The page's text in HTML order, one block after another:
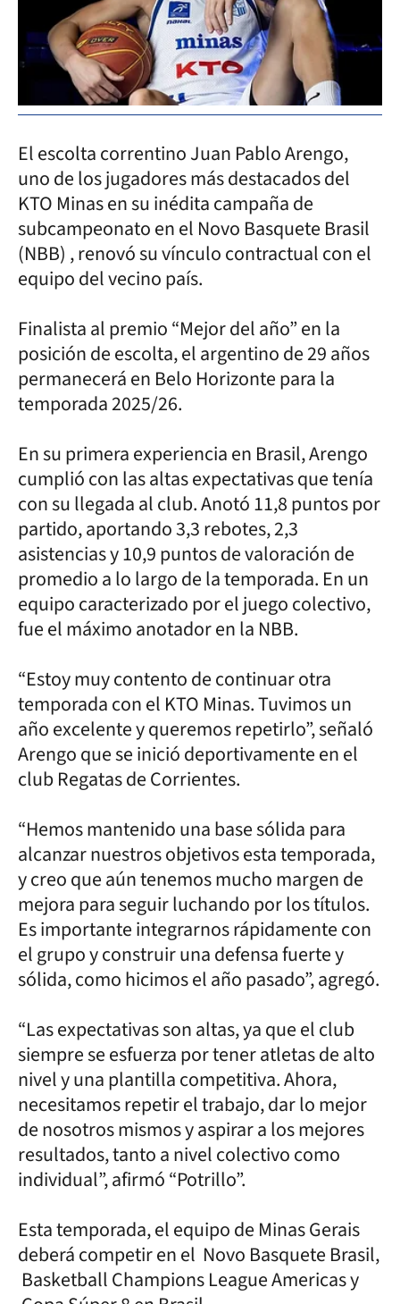
El escolta correntino Juan Pablo Arengo,
uno de los jugadores más destacados del
KTO Minas en su inédita campaña de
subcampeonato en el Novo Basquete Brasil
(NBB) , renovó su vínculo contractual con el
equipo del vecino país.
Finalista al premio “Mejor del año” en la
posición de escolta, el argentino de 29 años
permanecerá en Belo Horizonte para la
temporada 2025/26.
En su primera experiencia en Brasil, Arengo
cumplió con las altas expectativas que tenía
con su llegada al club. Anotó 11,8 puntos por
partido, aportando 3,3 rebotes, 2,3
asistencias y 10,9 puntos de valoración de
promedio a lo largo de la temporada. En un
equipo caracterizado por el juego colectivo,
fue el máximo anotador en la NBB.
“Estoy muy contento de continuar otra
temporada con el KTO Minas. Tuvimos un
año excelente y queremos repetirlo”, señaló
Arengo que se inició deportivamente en el
club Regatas de Corrientes.
“Hemos mantenido una base sólida para
alcanzar nuestros objetivos esta temporada,
y creo que aún tenemos mucho margen de
mejora para seguir luchando por los títulos.
Es importante integrarnos rápidamente con
el grupo y construir una defensa fuerte y
sólida, como hicimos el año pasado”, agregó.
“Las expectativas son altas, ya que el club
siempre se esfuerza por tener atletas de alto
nivel y una plantilla competitiva. Ahora,
necesitamos repetir el trabajo, dar lo mejor
de nosotros mismos y aspirar a los mejores
resultados, tanto a nivel colectivo como
individual”, afirmó “Potrillo”.
Esta temporada, el equipo de Minas Gerais
deberá competir en el Novo Basquete Brasil,
Basketball Champions League Americas y